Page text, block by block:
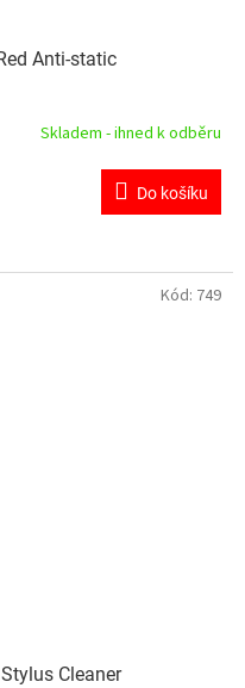
Anti-static
Skladem - ihned k odběru
Do košíku
Cleaner
Kód: 749